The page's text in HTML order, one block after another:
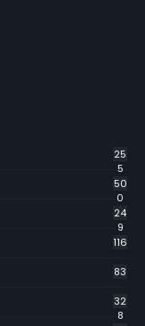
25
5
50
0
24
9
116
83
32
8